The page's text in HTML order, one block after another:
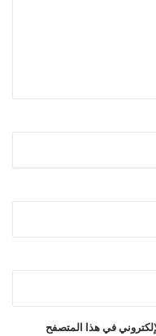
في هذا المتصفح